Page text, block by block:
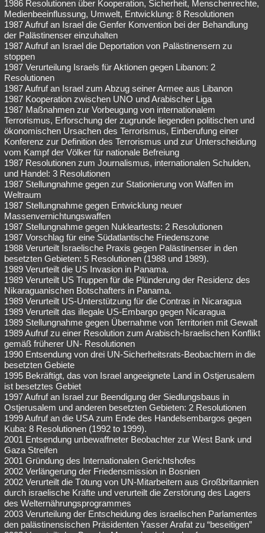
1986 Resolutionen über Kooperation, Sicherheit, Menschenrechte,
Medienbeeinflussung, Umwelt, Entwicklung: 8 Resolutionen
1987 Aufruf an Israel die Genfer Konvention bei der Behandlung
der Palästinenser einzuhalten
1987 Aufruf an Israel die Deportation von Palästinensern zu
stoppen
1987 Verurteilung Israels für Aktionen gegen Libanon: 2
Resolutionen
1987 Aufruf an Israel zum Abzug seiner Armee aus Libanon
1987 Kooperation zwischen UNO und Arabischer Liga
1987 Maßnahmen zur Vorbeugung von internationalem
Terrorismus, Erforschung der zugrunde liegenden politischen und
ökonomischen Ursachen des Terrorismus, Einberufung einer
Konferenz zur Definition des Terrorismus und zur Unterscheidung
vom Kampf der Völker für nationale Befreiung
1987 Resolutionen zum Journalismus, internationalen Schulden,
und Handel: 3 Resolutionen
1987 Stellungnahme gegen zur Stationierung von Waffen im
Weltraum
1987 Stellungnahme gegen Entwicklung neuer
Massenvernichtungswaffen
1987 Stellungnahme gegen Nukleartests: 2 Resolutionen
1987 Vorschlag für eine Südatlantische Friedenszone
1988 Verurteilt Israelische Praxis gegen Palästinenser in den
besetzten Gebieten: 5 Resolutionen (1988 und 1989).
1989 Verurteilt die US Invasion in Panama.
1989 Verurteilt US Truppen für die Plünderung der Residenz des
Nikaraguanischen Botschafters in Panama.
1989 Verurteilt US-Unterstützung für die Contras in Nicaragua
1989 Verurteilt das illegale US-Embargo gegen Nicaragua
1989 Stellungnahme gegen Übernahme von Territorien mit Gewalt
1989 Aufruf zu einer Resolution zum Arabisch-Israelischen Konflikt
gemäß früherer UN- Resolutionen
1990 Entsendung von drei UN-Sicherheitsrats-Beobachtern in die
besetzten Gebiete
1995 Bekräftigt, das von Israel angeeignete Land in Ostjerusalem
ist besetztes Gebiet
1997 Aufruf an Israel zur Beendigung der Siedlungsbaus in
Ostjerusalem und anderen besetzten Gebieten: 2 Resolutionen
1999 Aufruf an die USA zum Ende des Handelsembargos gegen
Kuba: 8 Resolutionen (1992 to 1999).
2001 Entsendung unbewaffneter Beobachter zur West Bank und
Gaza Streifen
2001 Gründung des Internationalen Gerichtshofes
2002 Verlängerung der Friedensmission in Bosnien
2002 Verurteilt die Tötung von UN-Mitarbeitern aus Großbritannien
durch israelische Kräfte und verurteilt die Zerstörung des Lagers
des Welternährungsprogrammes
2003 Verurteilung der Entscheidung des israelischen Parlamentes
den palästinensischen Präsidenten Yasser Arafat zu “beseitigen”